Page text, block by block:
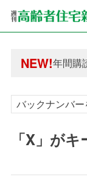
NEW!
年間購
年間購
バックナンバ
「X」が